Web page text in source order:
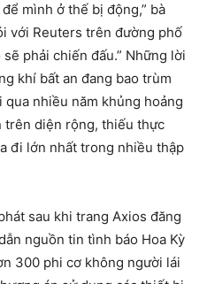
mình ở thế bị động,” bà
với Reuters trên đường phố
phải chiến đấu.” Những lời
khí bất an đang bao trùm
nhiều năm khủng hoảng
trên diện rộng, thiếu thực
đi lớn nhất trong nhiều thập
sau khi trang Axios đăng
nguồn tin tình báo Hoa Kỳ
300 phi cơ không người lái